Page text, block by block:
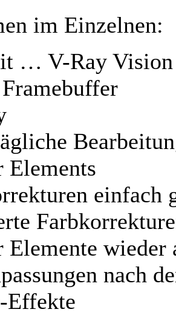
im Einzelnen:
… V-Ray Vision
Elements
einfach
Elemente
nach
Effekte